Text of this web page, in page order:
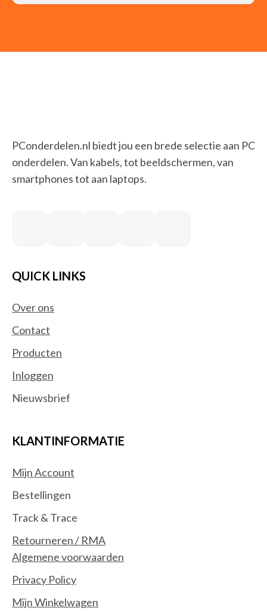
PConderdelen.nl biedt jou een brede selectie aan PC
onderdelen. Van kabels, tot beeldschermen, van
smartphones tot aan laptops.
QUICK LINKS
Over ons
Contact
Producten
Inloggen
Nieuwsbrief
KLANTINFORMATIE
Mijn Account
Bestellingen
Track & Trace
Retourneren / RMA
Algemene voorwaarden
Privacy Policy
Mijn Winkelwagen